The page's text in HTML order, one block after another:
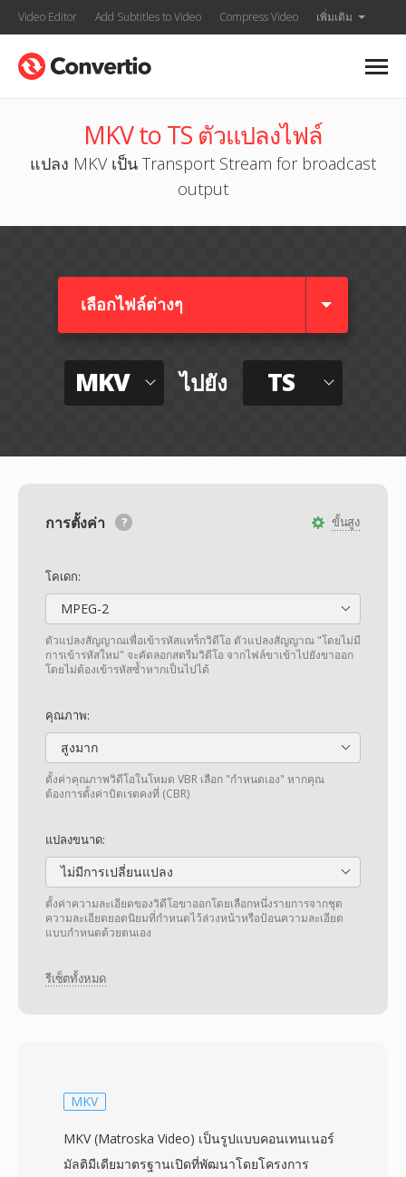
Video Editor Add Subtitles to Video Compress Video เพิ่มเติม
MKV to TS ตัวแปลงไฟล์
แปลง MKV เป็น Transport Stream for broadcast
output
เลือกไฟล์ต่างๆ​
MKV ไปยัง TS
ขั้นสูง
การตั้งค่า
โคเดก:
MPEG-2
ตัวแปลงสัญญาณเพื่อเข้ารหัสแทร็กวิดีโอ ตัวแปลงสัญญาณ "โดยไม่มี
การเข้ารหัสใหม่" จะคัดลอกสตรีมวิดีโอ จากไฟล์ขาเข้าไปยังขาออก
โดยไม่ต้องเข้ารหัสซ้ำหากเป็นไปได้
คุณภาพ:
สูงมาก
ตั้งค่าคุณภาพวิดีโอในโหมด VBR เลือก "กำหนดเอง" หากคุณ
ต้องการตั้งค่าบิตเรตคงที่ (CBR)
แปลงขนาด:
ไม่มีการเปลี่ยนแปลง
ตั้งค่าความละเอียดของวิดีโอขาออกโดยเลือกหนึ่งรายการจากชุด
ความละเอียดยอดนิยมที่กำหนดไว้ล่วงหน้าหรือป้อนความละเอียด
แบบกำหนดด้วยตนเอง
รีเซ็ตทั้งหมด
MKV
MKV (Matroska Video) เป็นรูปแบบคอนเทนเนอร์
มัลติมีเดียมาตรฐานเปิดที่พัฒนาโดยโครงการ